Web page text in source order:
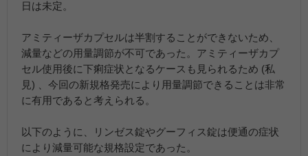
日は未定。
アミティーザカプセルは半割することができないため、
減量などの用量調節が不可であった。アミティーザカプ
セル使用後に下痢症状となるケースも見られるため (私
見) 、今回の新規格発売により用量調節できることは非常
に有用であると考えられる。
以下のように、リンゼス錠やグーフィス錠は便通の症状
により減量可能な規格設定であった。